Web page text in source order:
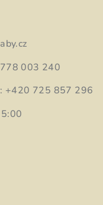
003 240
+420 725 857 296